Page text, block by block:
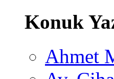
Konuk
Ahmet